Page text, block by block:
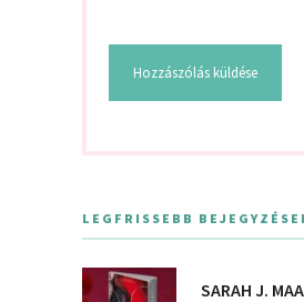
LEGFRISSEBB
SARAH J.